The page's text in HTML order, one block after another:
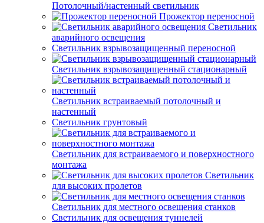
Потолочный/настенный светильник
Прожектор переносной
Светильник
аварийного освещения
Светильник взрывозащищенный переносной
Светильник взрывозащищенный стационарный
Светильник встраиваемый потолочный и
настенный
Светильник грунтовый
Светильник для встраиваемого и поверхностного
монтажа
Светильник
для высоких пролетов
Светильник для местного освещения станков
Светильник для освещения туннелей